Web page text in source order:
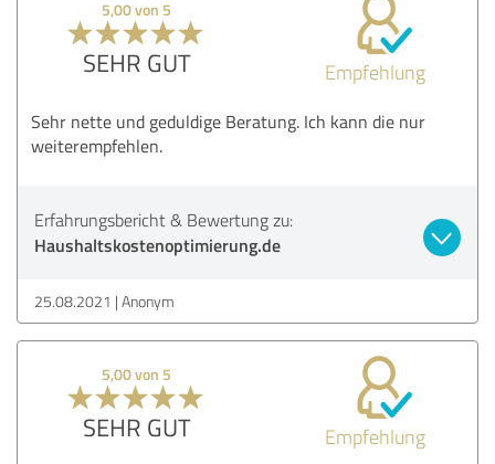
5,00 von 5
SEHR GUT Empfehlung
Sehr nette und geduldige Beratung. Ich kann die nur
weiterempfehlen.
Erfahrungsbericht & Bewertung zu:
Haushaltskostenoptimierung.de
25.08.2021 Anonym
5,00 von 5
SEHR GUT Empfehlung